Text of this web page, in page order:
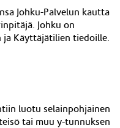
Johku-Palvelun kautta
Johku on
ja Käyttäjätilien tiedoille.
luotu selainpohjainen
tai muu y-tunnuksen